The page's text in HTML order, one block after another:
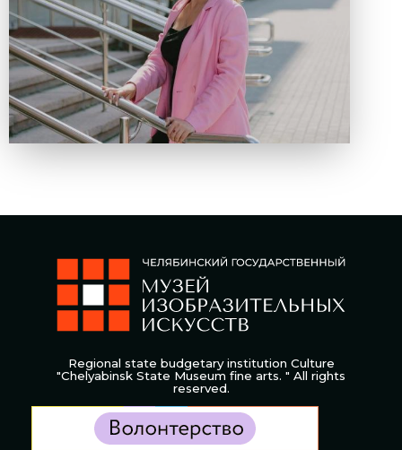
Regional state budgetary institution Culture
"Chelyabinsk State Museum fine arts. " All rights
reserved.